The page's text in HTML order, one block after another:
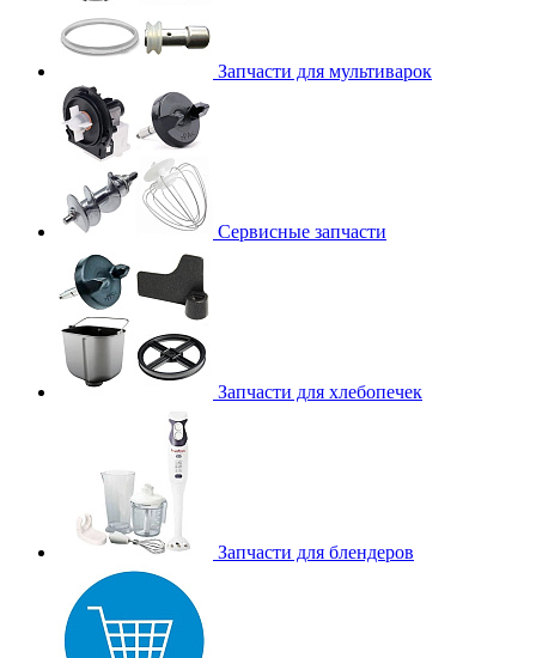
Запчасти для мультиварок
Сервисные запчасти
Запчасти для хлебопечек
Запчасти для блендеров